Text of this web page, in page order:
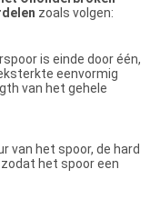
zoals volgen:
is einde door één,
eenvormig
van het gehele
van het spoor, de hard
het spoor een